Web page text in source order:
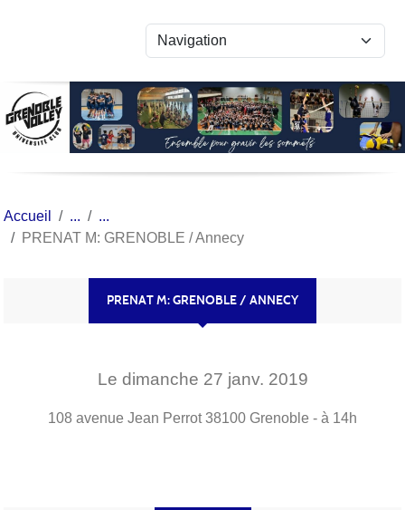
Accueil
PRENAT M: GRENOBLE / Annecy
PRENAT M: GRENOBLE / ANNECY
Le dimanche 27 janv. 2019
108 avenue Jean Perrot 38100 Grenoble - à 14h